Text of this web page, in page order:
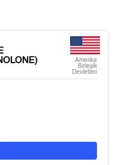
Amerika
Birleşik
Devletleri